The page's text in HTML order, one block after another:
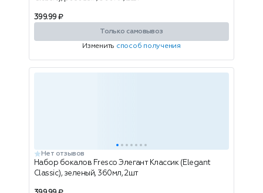
399.99 ₽
Только самовывоз
Изменить способ получения
Нет отзывов
Набор бокалов Fresco Элегант Классик (Elegant
Classic), зеленый, 360мл, 2шт